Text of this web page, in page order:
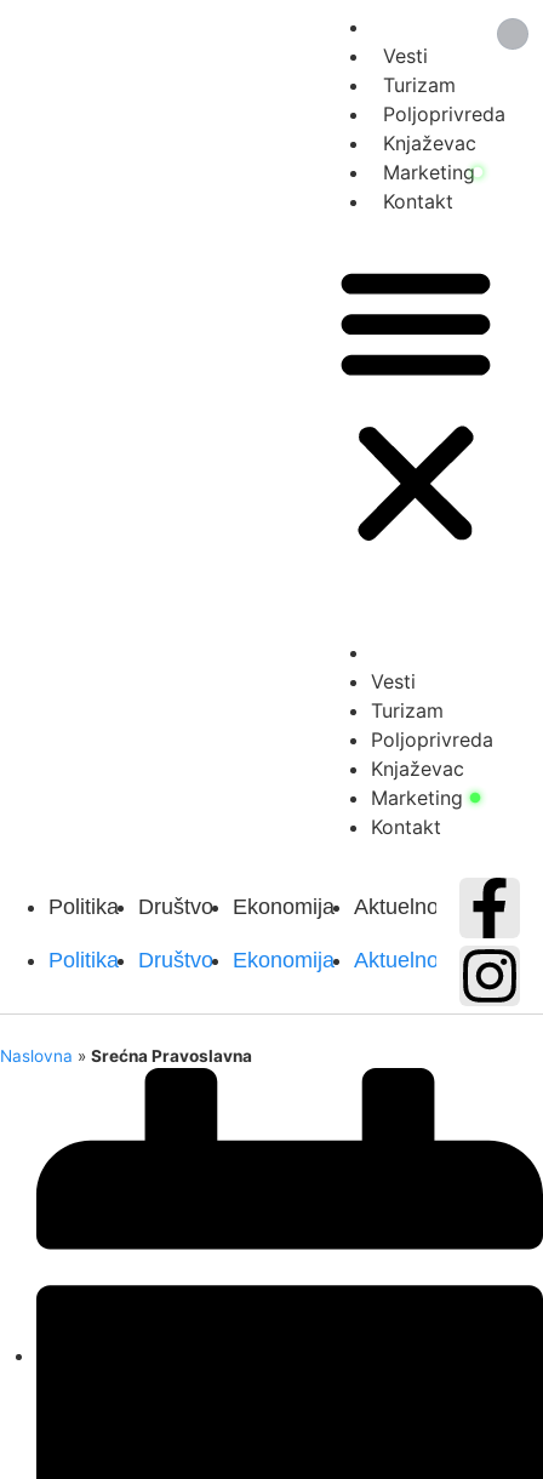
Vesti
Turizam
Poljoprivreda
Knjaževac
Marketing
Kontakt
Vesti
Turizam
Poljoprivreda
Knjaževac
Marketing
Kontakt
Politika Društvo Ekonomija Aktuelnosti Sport
Politika Društvo Ekonomija Aktuelnosti Sport
Naslovna » Srećna Pravoslavna